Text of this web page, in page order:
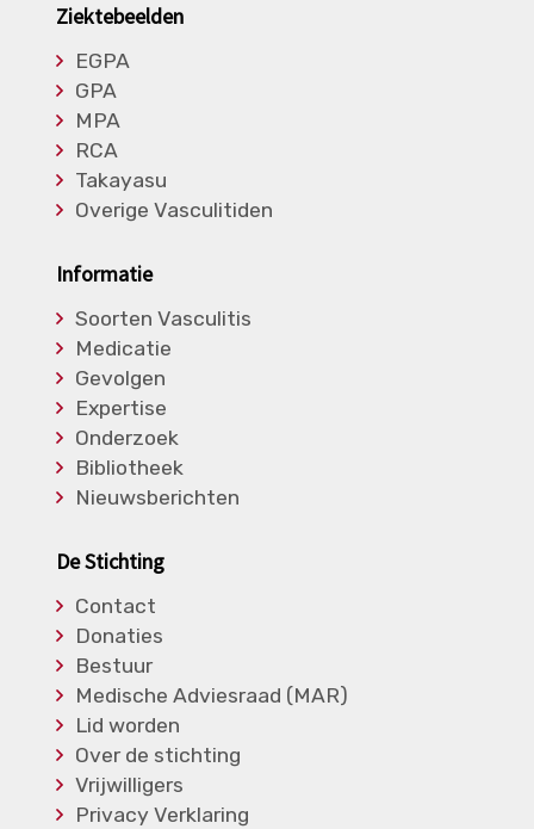
Ziektebeelden
EGPA
GPA
MPA
RCA
Takayasu
Overige Vasculitiden
Informatie
Soorten Vasculitis
Medicatie
Gevolgen
Expertise
Onderzoek
Bibliotheek
Nieuwsberichten
De Stichting
Contact
Donaties
Bestuur
Medische Adviesraad (MAR)
Lid worden
Over de stichting
Vrijwilligers
Privacy Verklaring